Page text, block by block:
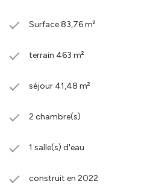
Surface 83,76 m²
terrain 463 m²
séjour 41,48 m²
2 chambre(s)
1 salle(s) d'eau
construit en 2022